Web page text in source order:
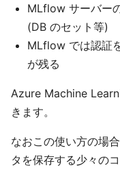
MLflow サーバー
(DB のセット等)
MLflow では認証
が残る
Azure Machine
きます。
なおこの使い方の場
タを保存する少々の